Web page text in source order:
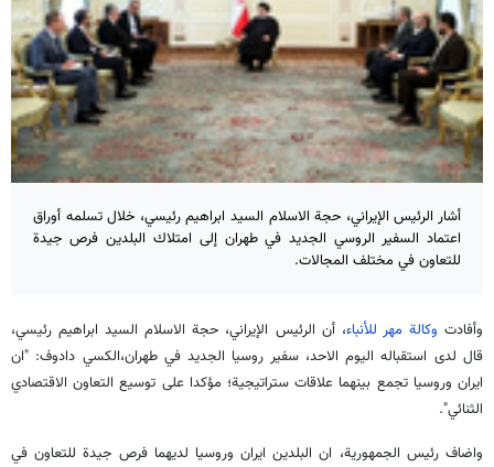
أشار الرئيس الإيراني، حجة الاسلام السيد ابراهيم رئيسي، خلال تسلمه أوراق
اعتماد السفير الروسي الجديد في طهران إلى امتلاك البلدين فرص جيدة
للتعاون في مختلف المجالات.
وأفادت وكالة مهر للأنباء، أن الرئيس الإيراني، حجة الاسلام السيد ابراهيم رئيسي،
قال لدى استقباله اليوم الاحد، سفير روسيا الجديد في طهران،الكسي دادوف: "ان
ايران وروسيا تجمع بينهما علاقات ستراتيجية؛ مؤكدا على توسيع التعاون الاقتصادي
الثنائي".
واضاف رئيس الجمهورية، ان البلدين ايران وروسيا لديهما فرص جيدة للتعاون في